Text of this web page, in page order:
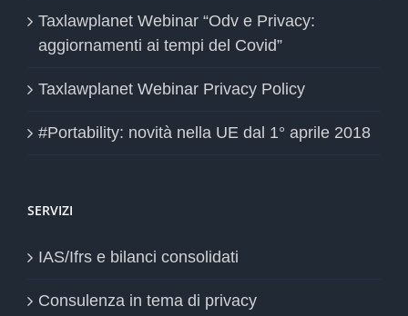
Taxlawplanet Webinar “Odv e Privacy:
aggiornamenti ai tempi del Covid”
Taxlawplanet Webinar Privacy Policy
#Portability: novità nella UE dal 1° aprile 2018
SERVIZI
IAS/Ifrs e bilanci consolidati
Consulenza in tema di privacy